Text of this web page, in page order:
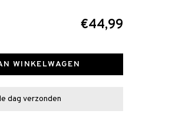
€44,99
WINKELWAGEN
dag verzonden